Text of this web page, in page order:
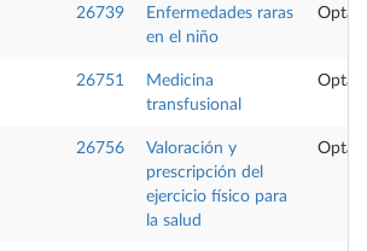
26739
Enfermedades raras
en el niño
26751
Medicina
transfusional
26756
Valoración y
prescripción del
ejercicio físico para
la salud